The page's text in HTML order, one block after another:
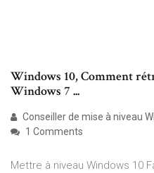
Windows 10, Comment
Windows 7 ...
Conseiller de mise à niveau
1 Comments
Mettre à niveau Windows 10